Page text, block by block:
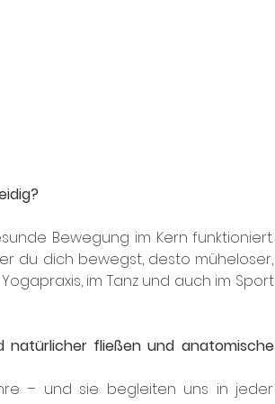
Bewegung im Kern funktioniert.
du dich bewegst, desto müheloser,
im Tanz und auch im Sport
natürlicher fließen und anatomische
– und sie begleiten uns in jeder